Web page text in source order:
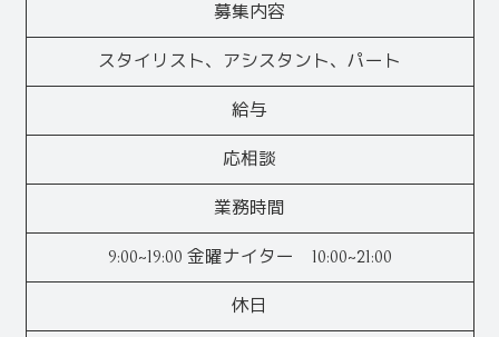
募集内容
スタイリスト、アシスタント、パート
給与
応相談
業務時間
9:00~19:00 金曜ナイター 10:00~21:00
休日